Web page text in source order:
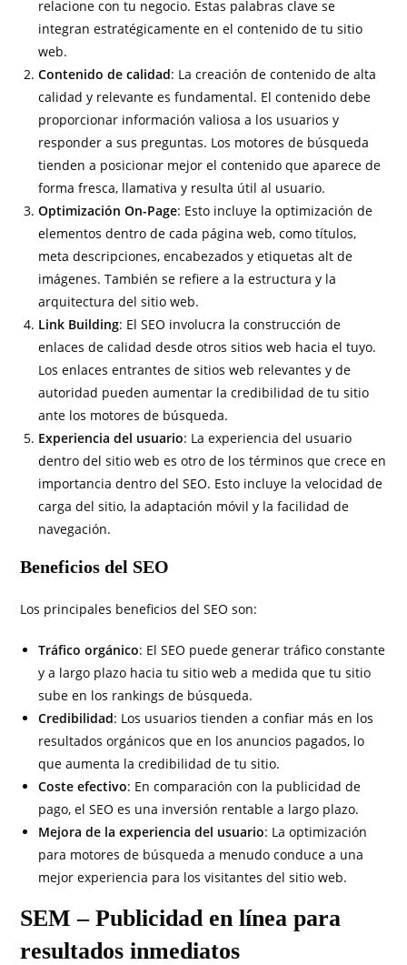
relacione con tu negocio. Estas palabras clave se
integran estratégicamente en el contenido de tu sitio
web.
Contenido de calidad: La creación de contenido de alta
calidad y relevante es fundamental. El contenido debe
proporcionar información valiosa a los usuarios y
responder a sus preguntas. Los motores de búsqueda
tienden a posicionar mejor el contenido que aparece de
forma fresca, llamativa y resulta útil al usuario.
Optimización On-Page: Esto incluye la optimización de
elementos dentro de cada página web, como títulos,
meta descripciones, encabezados y etiquetas alt de
imágenes. También se refiere a la estructura y la
arquitectura del sitio web.
Link Building: El SEO involucra la construcción de
enlaces de calidad desde otros sitios web hacia el tuyo.
Los enlaces entrantes de sitios web relevantes y de
autoridad pueden aumentar la credibilidad de tu sitio
ante los motores de búsqueda.
Experiencia del usuario: La experiencia del usuario
dentro del sitio web es otro de los términos que crece en
importancia dentro del SEO. Esto incluye la velocidad de
carga del sitio, la adaptación móvil y la facilidad de
navegación.
Beneficios del SEO
Los principales beneficios del SEO son:
Tráfico orgánico: El SEO puede generar tráfico constante
y a largo plazo hacia tu sitio web a medida que tu sitio
sube en los rankings de búsqueda.
Credibilidad: Los usuarios tienden a confiar más en los
resultados orgánicos que en los anuncios pagados, lo
que aumenta la credibilidad de tu sitio.
Coste efectivo: En comparación con la publicidad de
pago, el SEO es una inversión rentable a largo plazo.
Mejora de la experiencia del usuario: La optimización
para motores de búsqueda a menudo conduce a una
mejor experiencia para los visitantes del sitio web.
SEM – Publicidad en línea para
resultados inmediatos